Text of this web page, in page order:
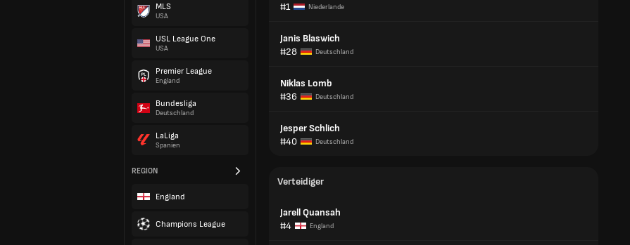
MLS
USA
USL League One
USA
Premier League
England
Bundesliga
Deutschland
LaLiga
Spanien
REGION
England
Champions League
#1
Niederlande
Janis Blaswich
#28
Deutschland
Niklas Lomb
#36
Deutschland
Jesper Schlich
#40
Deutschland
Verteidiger
Jarell Quansah
#4
England